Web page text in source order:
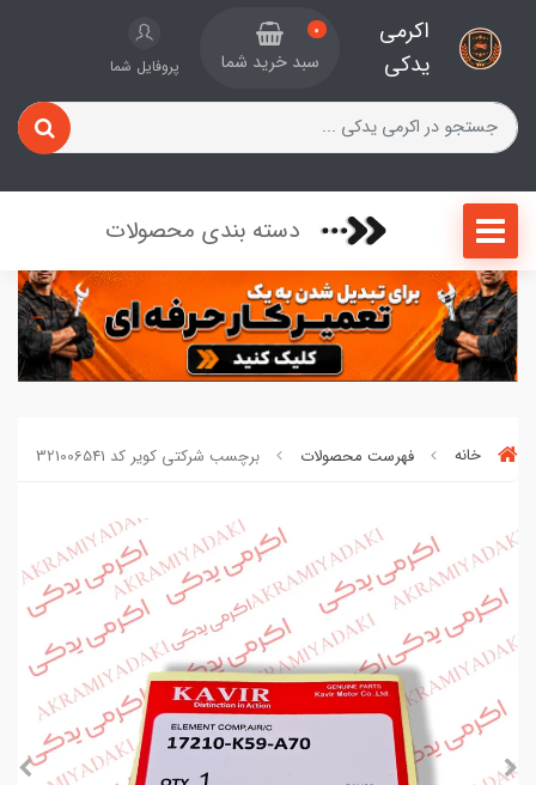
اکرمی
یدکی
0
سبد خرید شما پروفایل شما
دسته بندی محصولات
خانه فهرست محصولات برچسب شرکتی کویر کد 321006541